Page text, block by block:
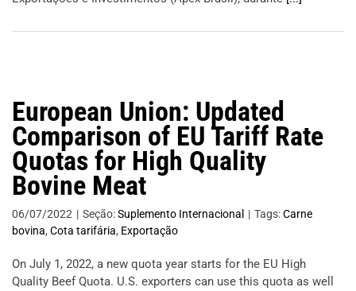
European Union: Updated
Comparison of EU Tariff Rate
Quotas for High Quality
Bovine Meat
06/07/2022 | Seção:Suplemento Internacional | Tags:Carne
bovina, Cota tarifária, Exportação
On July 1, 2022, a new quota year starts for the EU High
Quality Beef Quota. U.S. exporters can use this quota as well